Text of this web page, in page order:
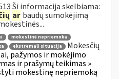
Ši informacija skelbiama:
ar baudų sumokėjimą
mokestinė nepriemoka
ekstremali situacija
Mokesčių
pažymos ir mokėjimo
ir prašymų teikimas »
mokestinę nepriemoką